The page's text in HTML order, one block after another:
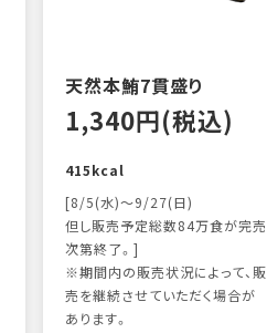
天然本鮪7貫盛り
1,340円(税込)
415kcal
[8/5(水)～9/27(日)
但し販売予定総数84万食が完売
次第終了。]
※期間内の販売状況によって、販
売を継続させていただく場合が
あります。